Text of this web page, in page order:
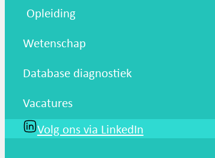
Opleiding
Wetenschap
Database diagnostiek
Vacatures
Volg ons via LinkedIn